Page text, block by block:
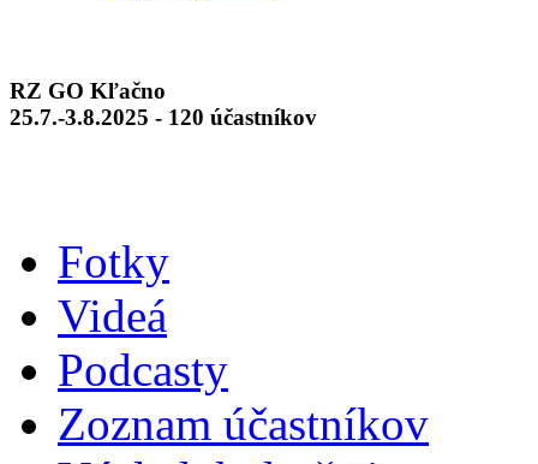
RZ GO Kľačno
25.7.-3.8.2025 - 120 účastníkov
Fotky
Videá
Podcasty
Zoznam účastníkov